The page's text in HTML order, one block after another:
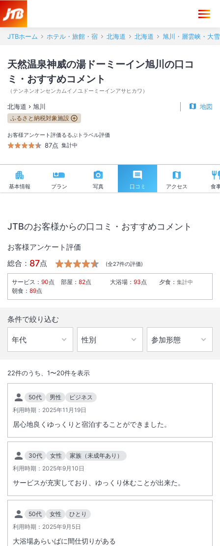
JTBホーム ホテル・旅館・宿 北海道 北海道 旭川・層雲峡・大
天然温泉神威の湯ドーミーイン旭川の口コ
ミ・おすすめコメント
（テンネンオンセンカムイノユドーミーインアサヒカワ ）
北海道 旭川 地図
ふるさと納税対象施設
お客様アンケート評価
87点
るるぶトラベル評価
集計中
基本情報 プラン 写真 口コミ アクセス 食
最上階に天然温泉の露天風呂を有し、季節によって変わる朝食では北海
道産の食材も味わえます。
大浴場あり
温泉
駐車場は先着順となります。満車の場合は近隣の駐車場をご紹介させて
いただきます（有料）。到着時間が遅れる場合は宿泊施設までご連絡を
お願いいたします。
JTBのお客様からの口コミ・おすすめコメント
お客様アンケート評価
総合： 87点 (全27件の評価)
サービス ： 90点 部屋 ： 82点 大浴場 ： 93点 夕食 ： 集計中
朝食 ： 89点
条件で絞り込む
22件のうち、 1〜20件を表示
50代 男性
ビジネス
利用時期： 2025年11月19日
居心地良くゆっくりと宿泊することができました。
30代 女性
家族（未成年あり）
利用時期： 2025年9月10日
サービスが充実しており、ゆっくり休むことが出来た。
50代 女性
ひとり
利用時期： 2025年9月5日
大浴場あらいばに間仕切りがある